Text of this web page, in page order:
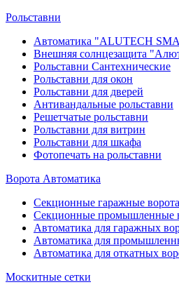
Рольставни
Автоматика "ALUTECH
Внешняя солнцезащита
Рольставни Сантехнические
Рольставни для окон
Рольставни для дверей
Антивандальные рольставни
Решетчатые рольставни
Рольставни для витрин
Рольставни для шкафа
Фотопечать на рольставни
Ворота Автоматика
Секционные гаражные ворота
Секционные промышленные
Автоматика для гаражных
Автоматика для
Автоматика для откатных
Москитные сетки